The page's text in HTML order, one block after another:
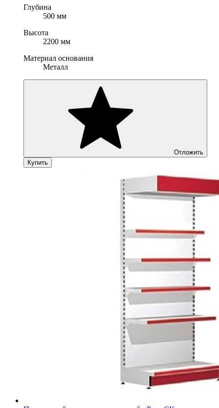
Глубина
500 мм
Высота
2200 мм
Материал основания
Металл
Отложить
Купить